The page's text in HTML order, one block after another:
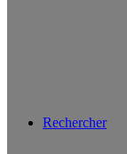
Rechercher